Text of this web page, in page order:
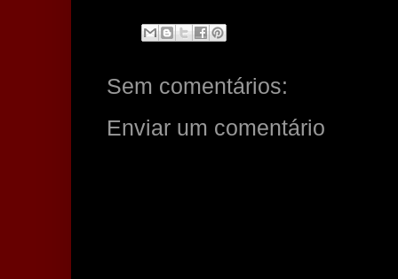
Sem comentários:
Enviar um comentário